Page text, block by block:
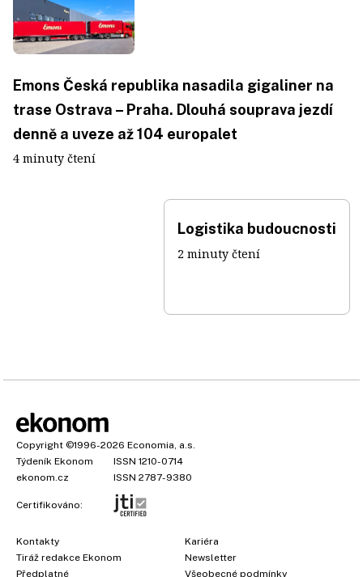
Emons Česká republika nasadila gigaliner na
trase Ostrava – Praha. Dlouhá souprava jezdí
denně a uveze až 104 europalet
4 minuty čtení
Logistika budoucnosti
2 minuty čtení
Copyright ©1996-2026 Economia, a.s.
Týdeník Ekonom
ISSN 1210-0714
ekonom.cz
ISSN 2787-9380
Certifikováno:
Kontakty
Tiráž redakce Ekonom
Předplatné
Kariéra
Newsletter
Všeobecné podmínky